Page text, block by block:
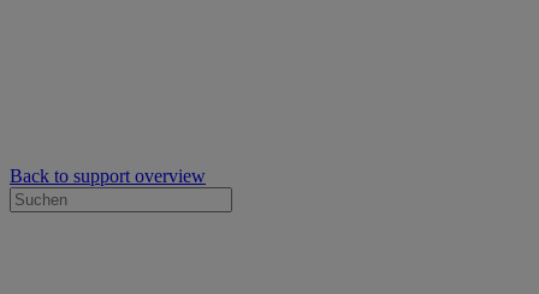
Back to support overview